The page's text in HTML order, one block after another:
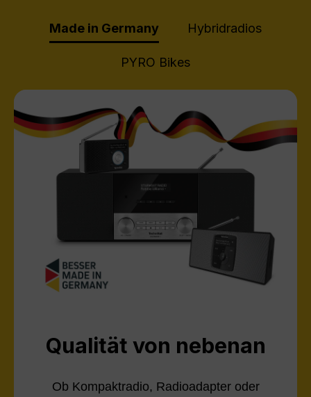
Made in Germany Hybridradios
PYRO Bikes
Qualität von nebenan
Ob Kompaktradio, Radioadapter oder